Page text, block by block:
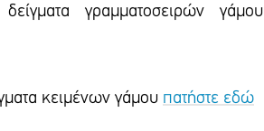
γραμματοσειρών γάμου
κειμένων γάμου πατήστε εδώ